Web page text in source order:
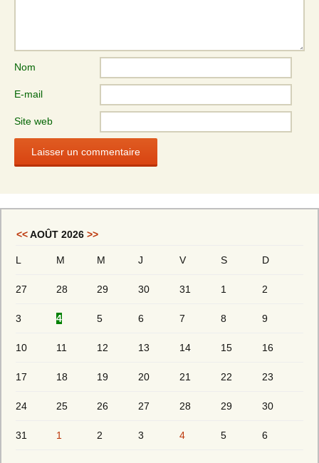
Nom
E-mail
Site web
<<AOÛT 2026 >>
L M M J V S D
27 28 29 30 31 1 2
3 4 5 6 7 8 9
10 11 12 13 14 15 16
17 18 19 20 21 22 23
24 25 26 27 28 29 30
31 1 2 3 4 5 6